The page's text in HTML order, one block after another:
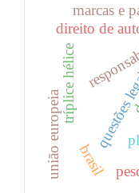
direito de
tríplice hélice
união europeia brasil
marcas e